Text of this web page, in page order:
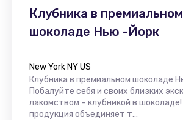
Клубника в премиальном
шоколаде Нью -Йорк
New York NY US
Клубника в премиальном шоколаде
Побалуйте себя и своих близких
лакомством – клубникой в
продукция объединяет т...